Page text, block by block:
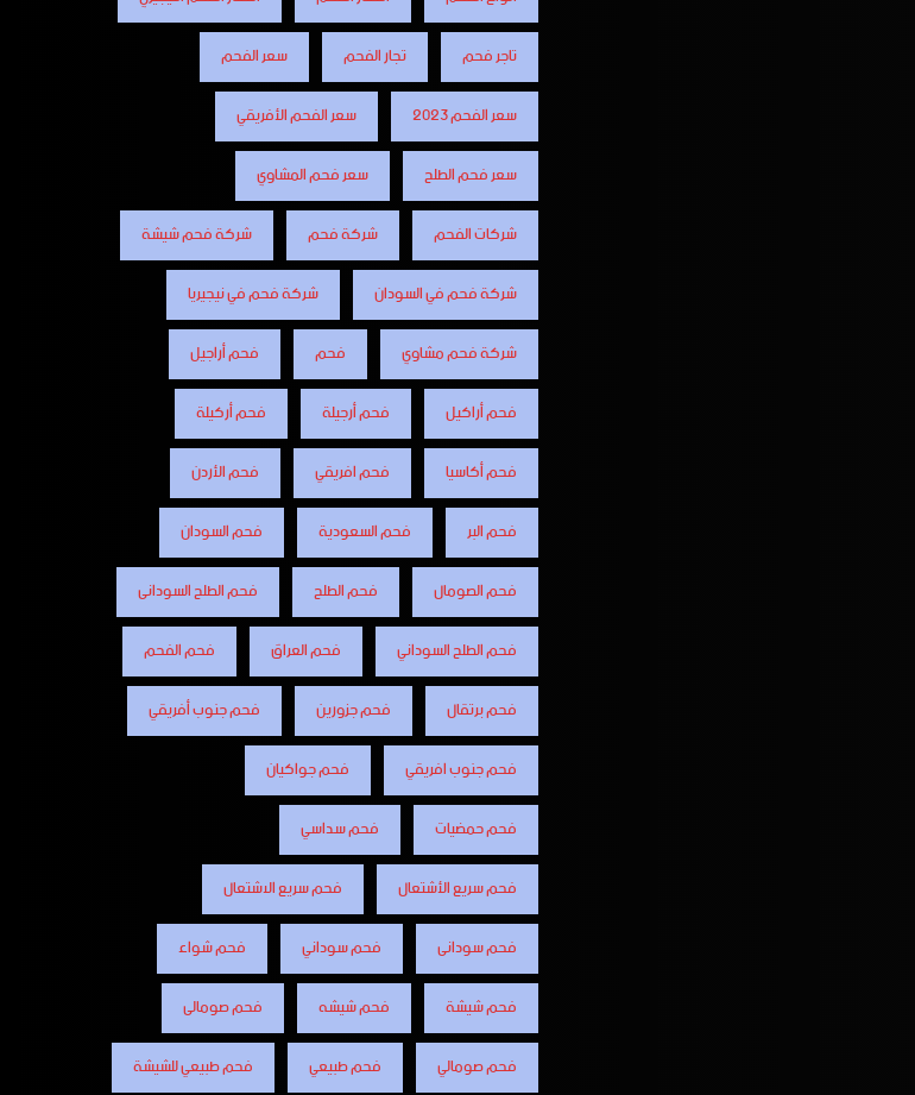
تاجر فحم
تجار الفحم
سعر الفحم
سعر الفحم 2023
سعر الفحم الأفريقي
سعر فحم الطلح
سعر فحم المشاوي
شركات الفحم
شركة فحم
شركة فحم شيشة
شركة فحم في السودان
شركة فحم في نيجيريا
شركة فحم مشاوي
فحم
فحم أراجيل
فحم أراكيل
فحم أرجيلة
فحم أركيلة
فحم أكاسيا
فحم افريقي
فحم الأردن
فحم البر
فحم السعودية
فحم السودان
فحم الصومال
فحم الطلح
فحم الطلح السودانى
فحم الطلح السوداني
فحم العراق
فحم الفحم
فحم برتقال
فحم جزورين
فحم جنوب أفريقي
فحم جنوب افريقي
فحم جواكيان
فحم حمضيات
فحم سداسي
فحم سريع الأشتعال
فحم سريع الاشتعال
فحم سودانى
فحم سوداني
فحم شواء
فحم شيشة
فحم شيشه
فحم صومالى
فحم صومالي
فحم طبيعي
فحم طبيعي للشيشة